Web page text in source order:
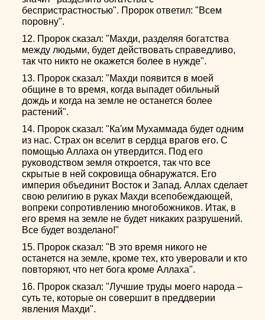
беспристрастностью". Пророк ответил: "Всем
поровну".
12. Пророк сказал: "Махди, разделяя богатства
между людьми, будет действовать справедливо,
так что никто не окажется более в нужде".
13. Пророк сказал: "Махди появится в моей
общине в то время, когда выпадет обильный
дождь и когда на земле не останется более
растений".
14. Пророк сказал: "Ка'им Мухаммада будет одним
из нас. Страх он вселит в сердца врагов его. С
помощью Аллаха он утвердится. Под его
руководством земля откроется, так что все
скрытые в ней сокровища обнаружатся. Его
империя объединит Восток и Запад. Аллах сделает
свою религию в руках Махди всепобеждающей,
вопреки сопротивлению многобожников. Итак, в
его время на земле не будет никаких разрушений.
Все будет возделано!"
15. Пророк сказал: "В это время никого не
останется на земле, кроме тех, кто уверовали и кто
повторяют, что нет бога кроме Аллаха".
16. Пророк сказал: "Лучшие труды моего народа –
суть те, которые он совершит в преддверии
явления Махди".